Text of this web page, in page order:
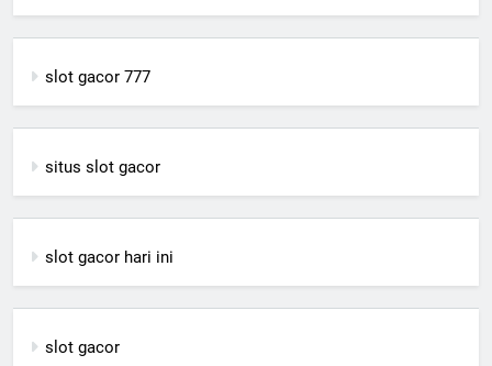
slot gacor 777
situs slot gacor
slot gacor hari ini
slot gacor